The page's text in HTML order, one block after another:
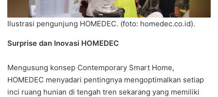
Ilustrasi pengunjung HOMEDEC. (foto: homedec.co.id).
Surprise dan Inovasi HOMEDEC
Mengusung konsep Contemporary Smart Home,
HOMEDEC menyadari pentingnya mengoptimalkan setiap
inci ruang hunian di tengah tren sekarang yang memiliki